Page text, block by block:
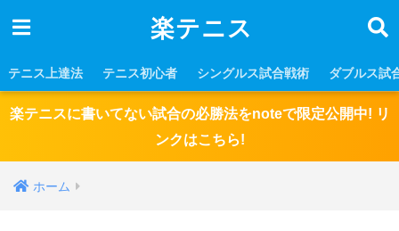
楽テニス
テニス上達法 テニス初心者 シングルス試合戦術 ダブルス試
楽テニスに書いてない試合の必勝法をnoteで限定公開中! リ
ンクはこちら!
ホーム